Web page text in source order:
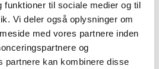
funktioner til sociale medier og til
Vi deler også oplysninger om
med vores partnere inden
og
partnere kan kombinere disse
Nyhed